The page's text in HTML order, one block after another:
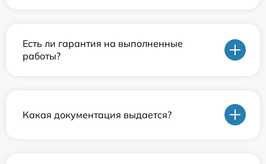
Есть ли гарантия на выполненные
работы?
Какая документация выдается?